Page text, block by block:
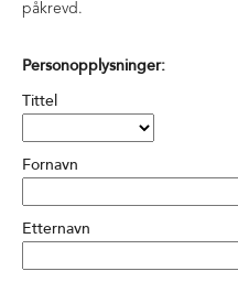
påkrevd.
Personopplysninger:
Tittel
Fornavn
Etternavn